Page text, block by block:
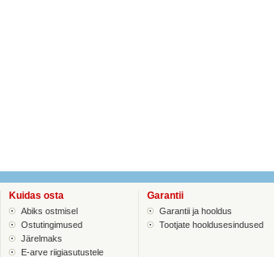
Kuidas osta
Abiks ostmisel
Ostutingimused
Järelmaks
E-arve riigiasutustele
Garantii
Garantii ja hooldus
Tootjate hooldusesindused